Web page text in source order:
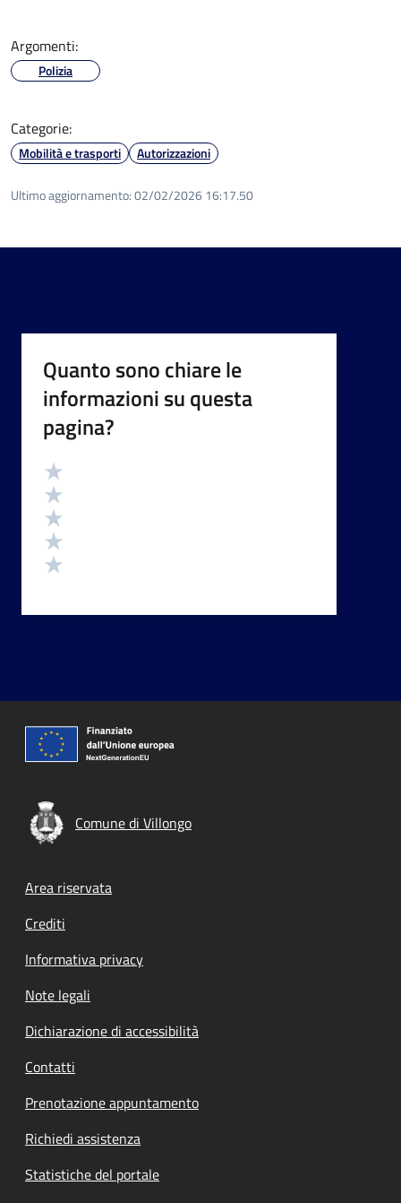
Argomenti:
Polizia
Categorie:
Mobilità e trasporti Autorizzazioni
Ultimo aggiornamento:02/02/2026 16:17.50
Quanto sono chiare le
informazioni su questa
pagina?
Valutazione
Comune di Villongo
Footer menu
Area riservata
Crediti
Informativa privacy
Note legali
Dichiarazione di accessibilità
Contatti
Prenotazione appuntamento
Richiedi assistenza
Statistiche del portale